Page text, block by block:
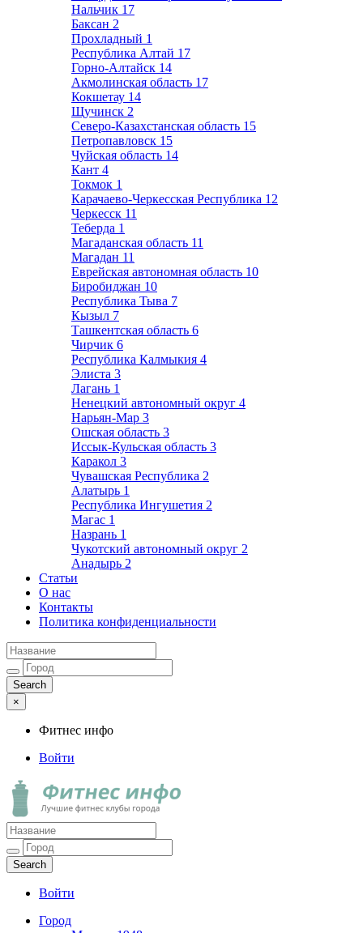
Нальчик 17
Баксан 2
Прохладный 1
Республика Алтай 17
Горно-Алтайск 14
Акмолинская область 17
Кокшетау 14
Щучинск 2
Северо-Казахстанская область 15
Петропавловск 15
Чуйская область 14
Кант 4
Токмок 1
Карачаево-Черкесская Республика 12
Черкесск 11
Теберда 1
Магаданская область 11
Магадан 11
Еврейская автономная область 10
Биробиджан 10
Республика Тыва 7
Кызыл 7
Ташкентская область 6
Чирчик 6
Республика Калмыкия 4
Элиста 3
Лагань 1
Ненецкий автономный округ 4
Нарьян-Мар 3
Ошская область 3
Иссык-Кульская область 3
Каракол 3
Чувашская Республика 2
Алатырь 1
Республика Ингушетия 2
Магас 1
Назрань 1
Чукотский автономный округ 2
Анадырь 2
Статьи
О нас
Контакты
Политика конфиденциальности
×
Фитнес инфо
Войти
Фитнес инфо
Лучшие фитнес клубы города
Войти
Город